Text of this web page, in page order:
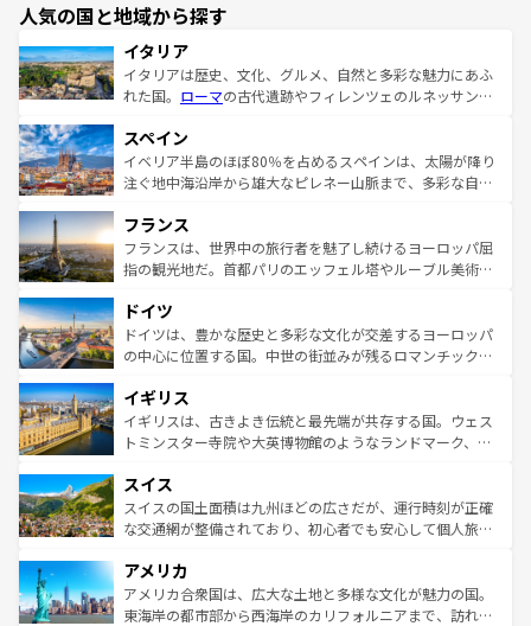
人気の国と地域から探す
イタリア
イタリアは歴史、文化、グルメ、自然と多彩な魅力にあふ
れた国。 ローマの古代遺跡やフィレンツェのルネッサンス
ろん、トスカーナの美しい田園風景やアマルフィ海岸の絶
景など、自然景観も見逃せない。観光の合間には、本場の
ピザやパスタなど、絶品のイタリア料理を堪能することも
ませてくれるイタリアで、忘れられない旅をしてみよう！
なお、新着のイタリア情報はコンテンツ一覧 を参照してほ
しい。
スペイン
イベリア半島のほぼ80％を占めるスペインは、太陽が降り
注ぐ地中海沿岸から雄大なピレネー山脈まで、多彩な自然
文化が根付くこの国では、情熱的なフラメンコ、熱気あふ
れる闘牛、そして美味しいタパスが生活の一部となってい
る。首都マドリードの洗練された雰囲気や、バルセロナの
の城塞都市、穏やかなビーチリゾートまで多彩な表情を見
せる。地方によって風土や気候が異なるスペインはその個
性で訪れる人を魅了する。 なお、新着のスペイン情報はコ
フランス
フランスは、世界中の旅行者を魅了し続けるヨーロッパ屈
指の観光地だ。首都パリのエッフェル塔やルーブル美術館
で、幅広い魅力が詰まっている。華麗な宮殿、歴史的な大
聖堂、美しいビーチ、そして豊かな自然が、訪れる者を心
から魅了する。また、フランスは美食の国としても知ら
いる。シャンパンの発祥地であるランス、プロヴァンスの
香り高いラベンダー畑など、多彩な楽しみ方が可能だ。さ
らに、パリ以外の地域にも魅力が溢れており、どの街角に
れる地方に足を運ぶとそれぞれで全く異なる文化を体験で
きるだろう。 なお、新着のフランス情報はコンテンツ一覧
を参照してほしい。
ドイツ
ドイツは、豊かな歴史と多彩な文化が交差するヨーロッパ
の中心に位置する国。中世の街並みが残るロマンチック街
顔を持つこの国は、どこを歩いても飽きることがない。ベ
ルリンの文化的活気、バイエルン州のアルプスの絶景、そ
してライン川沿いのワイン畑といった風景は必見。ビール
は、お酒好きな人にはぜひ体験してほしい。 なお、新着の
ドイツ情報はコンテンツ一覧を参照してほしい。
イギリス
イギリスは、古きよき伝統と最先端が共存する国。ウェス
トミンスター寺院や大英博物館のようなランドマーク、歴
リアごとに異なる魅力がある。また、優雅なアフタヌーン
ティー、ビール好きにはたまらない英国パブ、サッカー観
戦など、本場だからこそできる体験も豊富。イギリスを旅
ンツ一覧を参照してほしい。
スイス
スイスの国土面積は九州ほどの広さだが、運行時刻が正確
な交通網が整備されており、初心者でも安心して個人旅行
の建物がそのまま残る町や、スイスならではのユニークな
博物館もあり、アルプス観光だけでなく町歩きも満喫する
ことができる。国民の所得が高いため物価も高いが、旅行
アメリカ
アメリカ合衆国は、広大な土地と多様な文化が魅力の国。
東海岸の都市部から西海岸のカリフォルニアまで、訪れる